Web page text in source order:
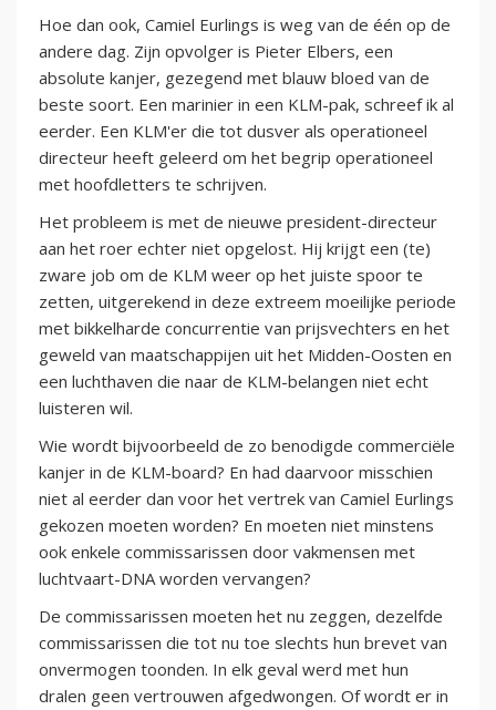
Hoe dan ook, Camiel Eurlings is weg van de één op de
andere dag. Zijn opvolger is Pieter Elbers, een
absolute kanjer, gezegend met blauw bloed van de
beste soort. Een marinier in een KLM-pak, schreef ik al
eerder. Een KLM'er die tot dusver als operationeel
directeur heeft geleerd om het begrip operationeel
met hoofdletters te schrijven.
Het probleem is met de nieuwe president-directeur
aan het roer echter niet opgelost. Hij krijgt een (te)
zware job om de KLM weer op het juiste spoor te
zetten, uitgerekend in deze extreem moeilijke periode
met bikkelharde concurrentie van prijsvechters en het
geweld van maatschappijen uit het Midden-Oosten en
een luchthaven die naar de KLM-belangen niet echt
luisteren wil.
Wie wordt bijvoorbeeld de zo benodigde commerciële
kanjer in de KLM-board? En had daarvoor misschien
niet al eerder dan voor het vertrek van Camiel Eurlings
gekozen moeten worden? En moeten niet minstens
ook enkele commissarissen door vakmensen met
luchtvaart-DNA worden vervangen?
De commissarissen moeten het nu zeggen, dezelfde
commissarissen die tot nu toe slechts hun brevet van
onvermogen toonden. In elk geval werd met hun
dralen geen vertrouwen afgedwongen. Of wordt er in